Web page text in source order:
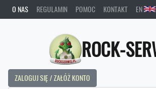
O NAS REGULAMIN POMOC KONTAKT EN
ROCK-
ZALOGUJ SIĘ / ZAŁÓŻ KONTO